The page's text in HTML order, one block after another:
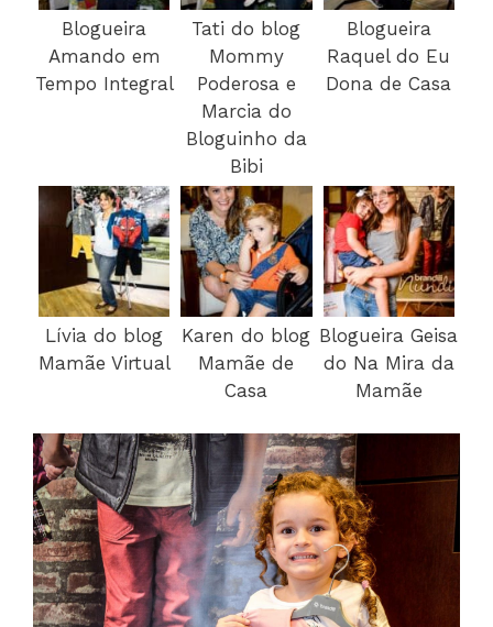
Blogueira
Amando em
Tempo Integral
Tati do blog
Mommy
Poderosa e
Marcia do
Bloguinho da
Bibi
Blogueira
Raquel do Eu
Dona de Casa
Lívia do blog
Mamãe Virtual
Karen do blog
Mamãe de
Casa
Blogueira Geisa
do Na Mira da
Mamãe